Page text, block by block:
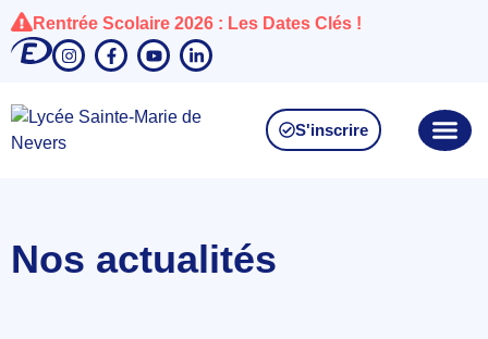
Rentrée Scolaire 2026 : Les Dates Clés !
S'inscrire
Nos actualités